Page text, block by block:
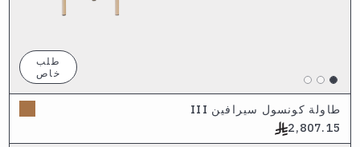
طلب
خاص
طاولة كونسول سيرافين III
2,807.15